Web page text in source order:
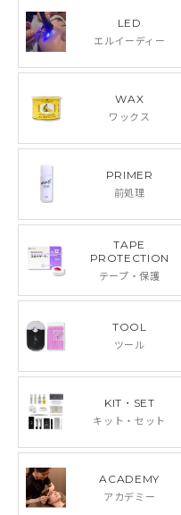
LED
エルイーディー
WAX
ワックス
PRIMER
前処理
TAPE
PROTECTION
テープ・保護
TOOL
ツール
KIT・SET
キット・セット
ACADEMY
アカデミー